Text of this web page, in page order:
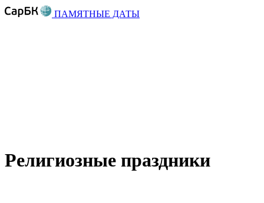
ПАМЯТНЫЕ ДАТЫ
Религиозные праздники